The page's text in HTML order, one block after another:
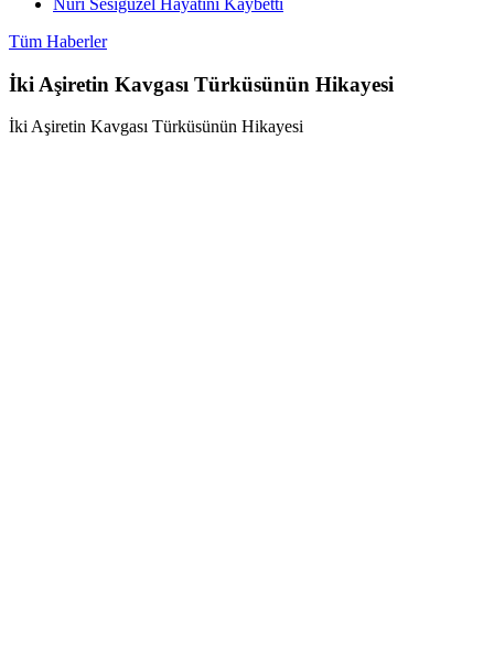
Nuri Sesigüzel Hayatını Kaybetti
Tüm Haberler
İki Aşiretin Kavgası Türküsünün Hikayesi
İki Aşiretin Kavgası Türküsünün Hikayesi